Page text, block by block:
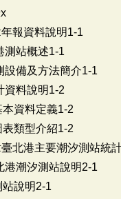
報資料說明1-1
測站概述1-1
設備及方法簡介1-1
資料說明1-2
本資料定義1-2
表類型介紹1-2
北港主要潮汐測站統
港潮汐測站說明2-1
站說明2-1